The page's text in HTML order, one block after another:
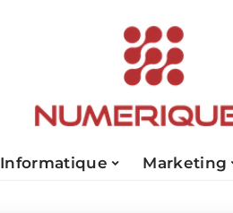
Informatique Marketing